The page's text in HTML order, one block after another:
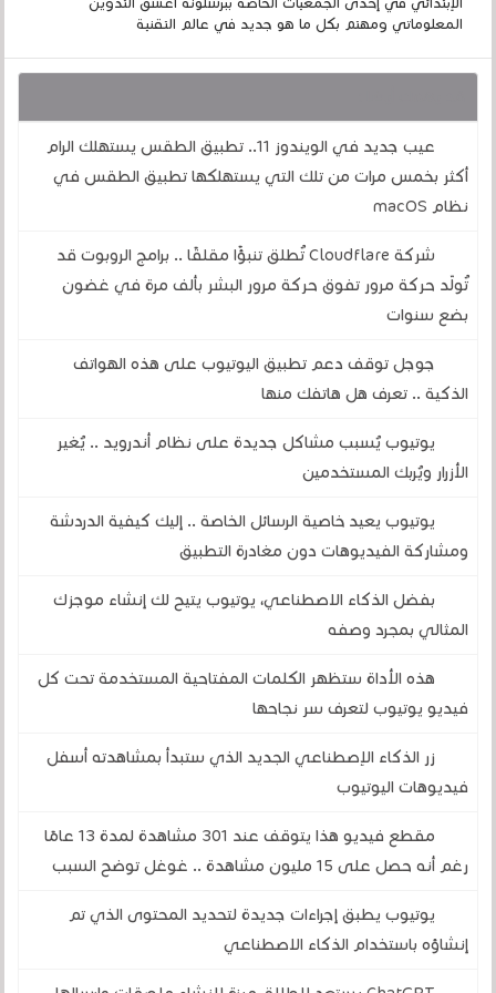
الإبتدائي في إحدى الجمعيات الخاصة ببرشلونة أعشق التدوين
المعلوماتي ومهتم بكل ما هو جديد في عالم التقنية
عيب جديد في الويندوز 11.. تطبيق الطقس يستهلك الرام
أكثر بخمس مرات من تلك التي يستهلكها تطبيق الطقس في
نظام macOS
شركة Cloudflare تُطلق تنبؤًا مقلقًا .. برامج الروبوت قد
تُولّد حركة مرور تفوق حركة مرور البشر بألف مرة في غضون
بضع سنوات
جوجل توقف دعم تطبيق اليوتيوب على هذه الهواتف
الذكية .. تعرف هل هاتفك منها
يوتيوب يُسبب مشاكل جديدة على نظام أندرويد .. يُغير
الأزرار ويُربك المستخدمين
يوتيوب يعيد خاصية الرسائل الخاصة .. إليك كيفية الدردشة
ومشاركة الفيديوهات دون مغادرة التطبيق
بفضل الذكاء الاصطناعي، يوتيوب يتيح لك إنشاء موجزك
المثالي بمجرد وصفه
هذه الأداة ستظهر الكلمات المفتاحية المستخدمة تحت كل
فيديو يوتيوب لتعرف سر نجاحها
زر الذكاء الإصطناعي الجديد الذي ستبدأ بمشاهدته أسفل
فيديوهات اليوتيوب
مقطع فيديو هذا يتوقف عند 301 مشاهدة لمدة 13 عامًا
رغم أنه حصل على 15 مليون مشاهدة .. غوغل توضح السبب
يوتيوب يطبق إجراءات جديدة لتحديد المحتوى الذي تم
إنشاؤه باستخدام الذكاء الاصطناعي